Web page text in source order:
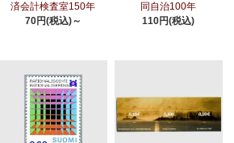
済会計検査室150年
70円(税込)～
同自治100年
110円(税込)